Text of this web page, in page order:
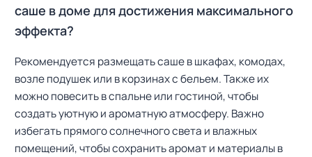
саше в доме для достижения максимального
эффекта?
Рекомендуется размещать саше в шкафах, комодах,
возле подушек или в корзинах с бельем. Также их
можно повесить в спальне или гостиной, чтобы
создать уютную и ароматную атмосферу. Важно
избегать прямого солнечного света и влажных
помещений, чтобы сохранить аромат и материалы в